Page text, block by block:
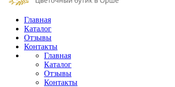
Главная
Каталог
Отзывы
Контакты
Главная
Каталог
Отзывы
Контакты